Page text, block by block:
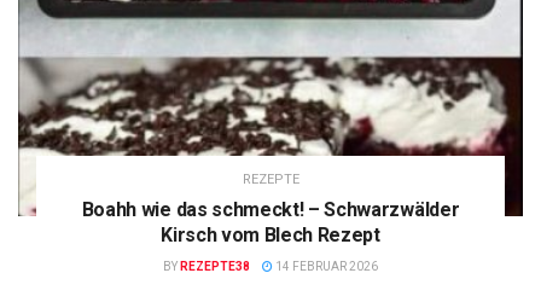
REZEPTE
Boahh wie das schmeckt! – Schwarzwälder
Kirsch vom Blech Rezept
BY REZEPTE38 14 FEBRUAR 2026